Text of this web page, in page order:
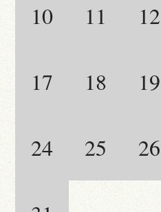
10 11 12
17 18 19
24 25 26